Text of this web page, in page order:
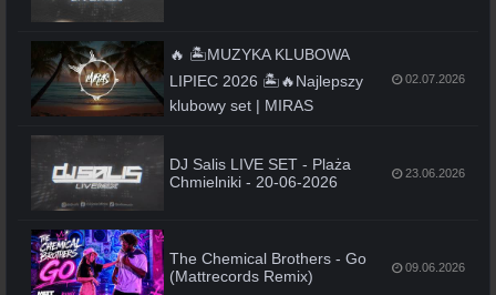
🔥 🏝️MUZYKA KLUBOWA
LIPIEC 2026 🏝️🔥Najlepszy
klubowy set | MIRAS
02.07.2026
DJ Salis LIVE SET - Plaża
Chmielniki - 20-06-2026
23.06.2026
The Chemical Brothers - Go
(Mattrecords Remix)
09.06.2026